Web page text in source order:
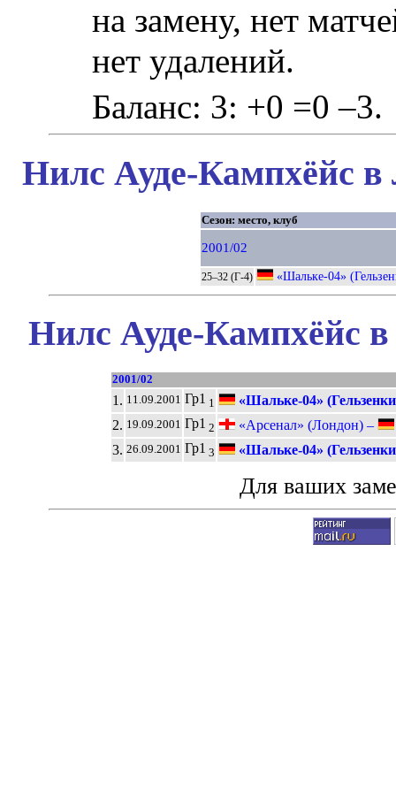
на замену, нет
нет удалений.
Баланс: 3: +0 =0 –3.
Нилс Ауде-Кампхёйс в
Сезон: место, клуб
2001/02
25–32 (Г-4) «Шальке-04»
Нилс Ауде-Кампхёйс
2001/02
1. 11.09.2001 Гр1 1
«Шальке-04»
2. 19.09.2001 Гр1 2 «Арсенал» (Лондон) –
3. 26.09.2001 Гр1 3 «Шальке-04»
Для ваших